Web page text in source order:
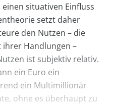
situativen Einfluss
setzt daher
den Nutzen – die
Handlungen –
ist subjektiv relativ.
ein Euro ein
ein Multimillionär
ohne es überhaupt zu